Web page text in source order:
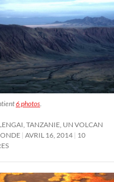
6 photos.
TANZANIE, UN VOLCAN
AVRIL 16, 2014 10